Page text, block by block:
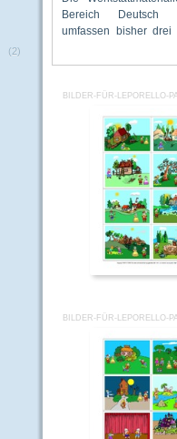
(2)
Bereich
umfassen bisher drei
Dateien), Wohnen
(rund 230
BILDER-FÜR-LEPORELLO-
BILDER-FÜR-LEPORELLO-